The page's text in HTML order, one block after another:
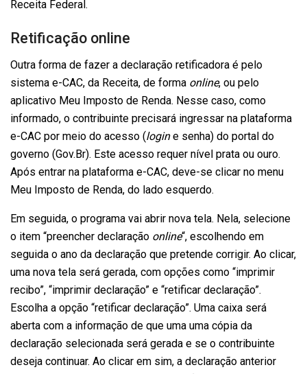
Receita Federal.
Retificação online
Outra forma de fazer a declaração retificadora é pelo
sistema e-CAC, da Receita, de forma online, ou pelo
aplicativo Meu Imposto de Renda. Nesse caso, como
informado, o contribuinte precisará ingressar na plataforma
e-CAC por meio do acesso (logine senha) do portal do
governo (Gov.Br). Este acesso requer nível prata ou ouro.
Após entrar na plataforma e-CAC, deve-se clicar no menu
Meu Imposto de Renda, do lado esquerdo.
Em seguida, o programa vai abrir nova tela. Nela, selecione
o item “preencher declaração online“, escolhendo em
seguida o ano da declaração que pretende corrigir. Ao clicar,
uma nova tela será gerada, com opções como “imprimir
recibo”, “imprimir declaração” e “retificar declaração”.
Escolha a opção “retificar declaração”. Uma caixa será
aberta com a informação de que uma uma cópia da
declaração selecionada será gerada e se o contribuinte
deseja continuar. Ao clicar em sim, a declaração anterior